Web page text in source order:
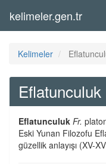
kelimeler.gen.tr
Kelimeler
Eflatunculuk
Eflatunculuk Fr.
Eski Yunan Filozofu
güzellik anlayışı (XV-